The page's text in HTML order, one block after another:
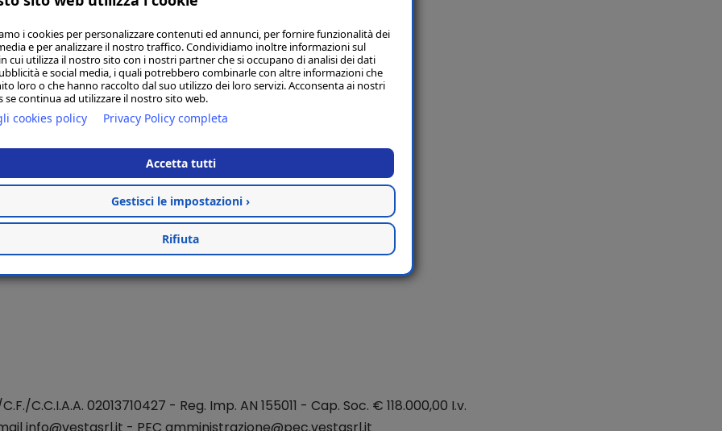
C.C.I.A.A. 02013710427 - Reg. Imp. AN 155011 - Cap. Soc. € 118.000,00 I.v.
i cookies per personalizzare contenuti ed annunci, per fornire funzionalità dei
e per analizzare il nostro traffico. Condividiamo inoltre informazioni sul
cui utilizza il nostro sito con i nostri partner che si occupano di analisi dei dati
e social media, i quali potrebbero combinarle con altre informazioni che
loro o che hanno raccolto dal suo utilizzo dei loro servizi. Acconsenta ai nostri
se continua ad utilizzare il nostro sito web.
cookies policy Privacy Policy completa
Accetta tutti
Gestisci le impostazioni ›
Rifiuta